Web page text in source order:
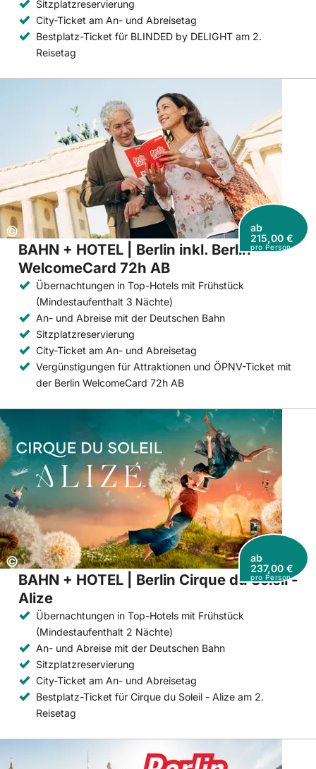
Sitzplatzreservierung
City-Ticket am An- und Abreisetag
Bestplatz-Ticket für BLINDED by DELIGHT am 2.
Reisetag
Copyright:
©
ab
215,00 €
pro Person
BAHN + HOTEL | Berlin inkl. Berlin
WelcomeCard 72h AB
Übernachtungen in Top-Hotels mit Frühstück
(Mindestaufenthalt 3 Nächte)
An- und Abreise mit der Deutschen Bahn
Sitzplatzreservierung
City-Ticket am An- und Abreisetag
Vergünstigungen für Attraktionen und ÖPNV-Ticket mit
der Berlin WelcomeCard 72h AB
Copyright:
©
ab
237,00 €
pro Person
BAHN + HOTEL | Berlin Cirque du Soleil -
Alize
Übernachtungen in Top-Hotels mit Frühstück
(Mindestaufenthalt 2 Nächte)
An- und Abreise mit der Deutschen Bahn
Sitzplatzreservierung
City-Ticket am An- und Abreisetag
Bestplatz-Ticket für Cirque du Soleil - Alize am 2.
Reisetag